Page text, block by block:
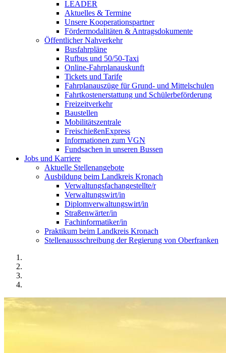
LEADER
Aktuelles & Termine
Unsere Kooperationspartner
Fördermodalitäten & Antragsdokumente
Öffentlicher Nahverkehr
Busfahrpläne
Rufbus und 50/50-Taxi
Online-Fahrplanauskunft
Tickets und Tarife
Fahrplanauszüge für Grund- und Mittelschulen
Fahrtkostenerstattung und Schülerbeförderung
Freizeitverkehr
Baustellen
Mobilitätszentrale
FreischießenExpress
Informationen zum VGN
Fundsachen in unseren Bussen
Jobs und Karriere
Aktuelle Stellenangebote
Ausbildung beim Landkreis Kronach
Verwaltungsfachangestellte/r
Verwaltungswirt/in
Diplomverwaltungswirt/in
Straßenwärter/in
Fachinformatiker/in
Praktikum beim Landkreis Kronach
Stellenaussschreibung der Regierung von Oberfranken